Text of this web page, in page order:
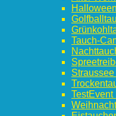
Halloween
Tauch-